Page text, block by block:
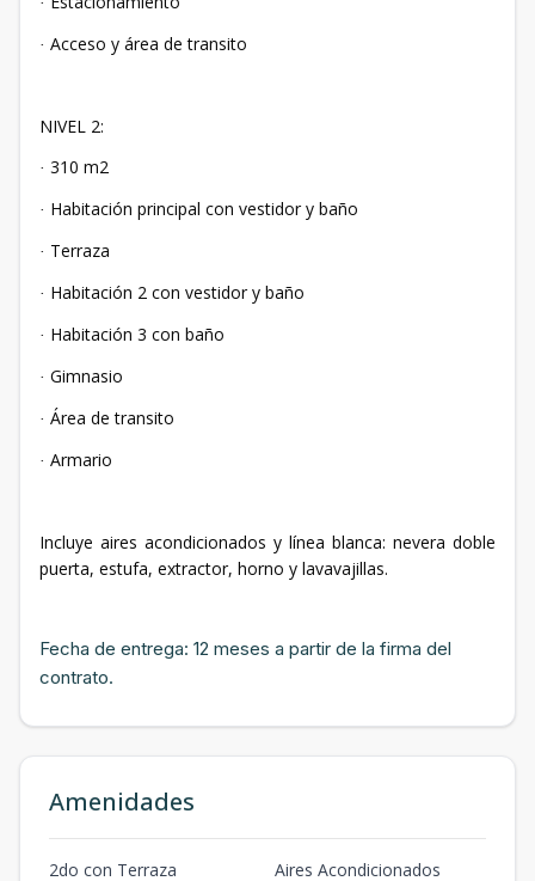
· Acceso y área de transito
NIVEL 2:
· 310 m2
· Habitación principal con vestidor y baño
· Terraza
· Habitación 2 con vestidor y baño
· Habitación 3 con baño
· Gimnasio
· Área de transito
· Armario
Incluye aires acondicionados y línea blanca: nevera doble
puerta, estufa, extractor, horno y lavavajillas.
Fecha de entrega: 12 meses a partir de la firma del
contrato.
Amenidades
2do con Terraza Aires Acondicionados